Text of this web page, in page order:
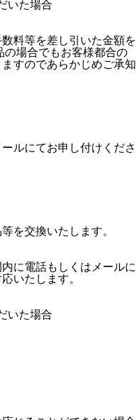
いた場合
料等を差し引いた金額を
の場合でもお客様都合の
すのであらかじめご承知
ルにてお申し付けくださ
を交換いたします。
に電話もしくはメールに
いたします。
いた場合